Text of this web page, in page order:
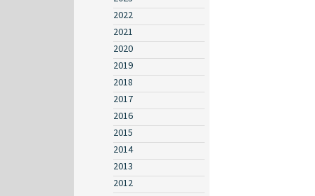
2022
2021
2020
2019
2018
2017
2016
2015
2014
2013
2012